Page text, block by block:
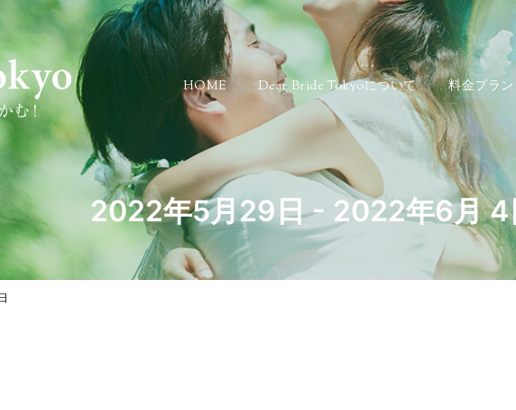
2022年5月29日 - 2022年6月 4
HOME Dear Bride Tokyoについて 料金プラン